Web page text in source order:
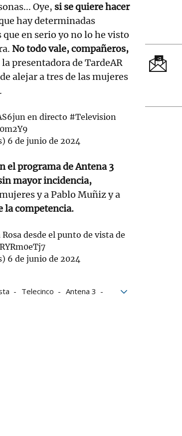
Oye, si se quiere hacer
hay determinadas
en serio yo no lo he visto
No todo vale, compañeros,
presentadora de TardeAR
alejar a tres de las mujeres
en directo #Television
6 de junio de 2024
el programa de Antena 3
mayor incidencia,
y a Pablo Muñiz y a
la competencia.
desde el punto de vista de
6 de junio de 2024
Telecinco
Antena 3